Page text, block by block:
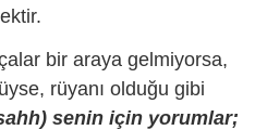
bir araya gelmiyorsa,
rüyanı olduğu gibi
senin için yorumlar;